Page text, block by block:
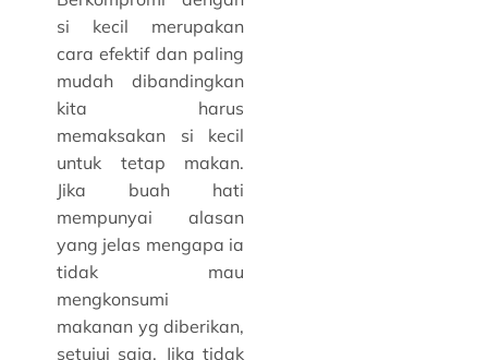
si kecil merupakan
cara efektif dan paling
mudah dibandingkan
kita harus
memaksakan si kecil
untuk tetap makan.
Jika buah hati
mempunyai alasan
yang jelas mengapa ia
tidak mau
mengkonsumi
makanan yg diberikan,
setujui saja. Jika tidak